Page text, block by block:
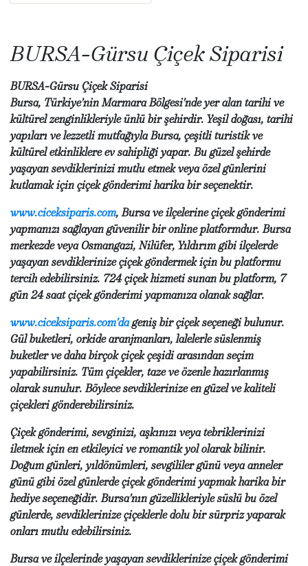
BURSA-Gürsu Çiçek Siparisi
BURSA-Gürsu Çiçek Siparisi
Bursa, Türkiye'nin Marmara Bölgesi'nde yer alan tarihi ve
kültürel zenginlikleriyle ünlü bir şehirdir. Yeşil doğası, tarihi
yapıları ve lezzetli mutfağıyla Bursa, çeşitli turistik ve
kültürel etkinliklere ev sahipliği yapar. Bu güzel şehirde
yaşayan sevdiklerinizi mutlu etmek veya özel günlerini
kutlamak için çiçek gönderimi harika bir seçenektir.
www.ciceksiparis.com, Bursa ve ilçelerine çiçek gönderimi
yapmanızı sağlayan güvenilir bir online platformdur. Bursa
merkezde veya Osmangazi, Nilüfer, Yıldırım gibi ilçelerde
yaşayan sevdiklerinize çiçek göndermek için bu platformu
tercih edebilirsiniz. 724 çiçek hizmeti sunan bu platform, 7
gün 24 saat çiçek gönderimi yapmanıza olanak sağlar.
www.ciceksiparis.com'dageniş bir çiçek seçeneği bulunur.
Gül buketleri, orkide aranjmanları, lalelerle süslenmiş
buketler ve daha birçok çiçek çeşidi arasından seçim
yapabilirsiniz. Tüm çiçekler, taze ve özenle hazırlanmış
olarak sunulur. Böylece sevdiklerinize en güzel ve kaliteli
çiçekleri gönderebilirsiniz.
Çiçek gönderimi, sevginizi, aşkınızı veya tebriklerinizi
iletmek için en etkileyici ve romantik yol olarak bilinir.
Doğum günleri, yıldönümleri, sevgililer günü veya anneler
günü gibi özel günlerde çiçek gönderimi yapmak harika bir
hediye seçeneğidir. Bursa'nın güzellikleriyle süslü bu özel
günlerde, sevdiklerinize çiçeklerle dolu bir sürpriz yaparak
onları mutlu edebilirsiniz.
Bursa ve ilçelerinde yaşayan sevdiklerinize çiçek gönderimi